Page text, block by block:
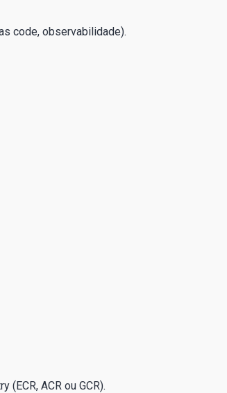
code, observabilidade).
ACR ou GCR).